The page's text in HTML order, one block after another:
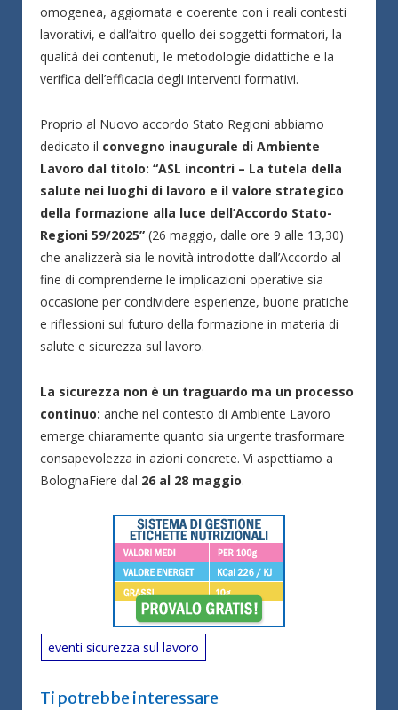
omogenea, aggiornata e coerente con i reali contesti
lavorativi, e dall’altro quello dei soggetti formatori, la
qualità dei contenuti, le metodologie didattiche e la
verifica dell’efficacia degli interventi formativi.
Proprio al Nuovo accordo Stato Regioni abbiamo
dedicato il convegno inaugurale di Ambiente
Lavoro dal titolo: “ASL incontri – La tutela della
salute nei luoghi di lavoro e il valore strategico
della formazione alla luce dell’Accordo Stato-
Regioni 59/2025” (26 maggio, dalle ore 9 alle 13,30)
che analizzerà sia le novità introdotte dall’Accordo al
fine di comprenderne le implicazioni operative sia
occasione per condividere esperienze, buone pratiche
e riflessioni sul futuro della formazione in materia di
salute e sicurezza sul lavoro.
La sicurezza non è un traguardo ma un processo
continuo: anche nel contesto di Ambiente Lavoro
emerge chiaramente quanto sia urgente trasformare
consapevolezza in azioni concrete. Vi aspettiamo a
BolognaFiere dal 26 al 28 maggio.
eventi sicurezza sul lavoro
Ti potrebbe interessare